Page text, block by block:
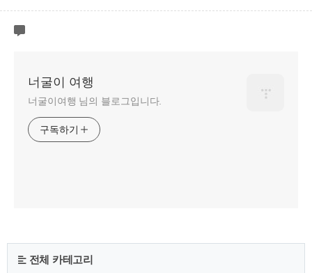
너굴이 여행
너굴이여행 님의 블로그입니다.
구독하기
전체 카테고리